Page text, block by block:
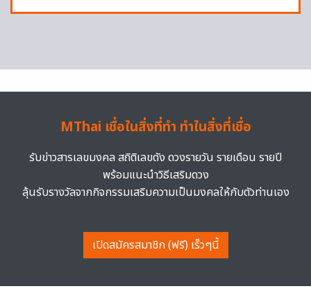
MThai เชื่อในสิ่งที่ทำ ทำในสิ่งที่เชื่อ
รับข่าวสารเลขมงคล สถิติเลขดัง ดวงรายวัน รายเดือน รายปี
พร้อมแนะนำวิธีเสริมดวง
ลุ้นรับรางวัลจากกิจกรรมเสริมความเป็นมงคลให้กับตัวท่านเอง
เปิดสมัครสมาชิก (ฟรี) เร็วๆนี้